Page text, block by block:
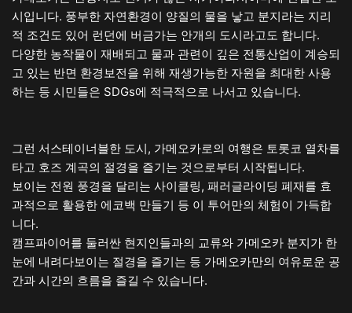
시입니다. 풍부한 자연환경이 양질의 물을 낳고 분지라는 지리
적 조건도 있어 런던에 버금가는 안개의 도시라고도 합니다.
다양한 농작물이 재배되고 물과 관련이 깊은 전통산업이 계승되
고 있는 반면 환경보전을 위해 재생가능한 자원을 최대한 사용
하는 등 시민들은 SDGs에 적극적으로 나서고 있습니다.
그런 서스테이너블한 도시, 가메오카로의 여행은 토롯코 열차를
타고 호즈 계곡의 절경을 즐기는 것으로부터 시작됩니다.
보이는 전원 풍경을 달리는 사이클링, 패러글라이딩 폐재를 효
과적으로 활용한 에코백 만들기 등 이 투어만의 체험이 가득합
니다.
캠프파이어를 둘러싼 현지인들과의 교류와 가메오카 분지가 한
눈에 내려다보이는 절경을 즐기는 등 가메오카만의 여유로운 공
간과 시간의 흐름을 즐길 수 있습니다.